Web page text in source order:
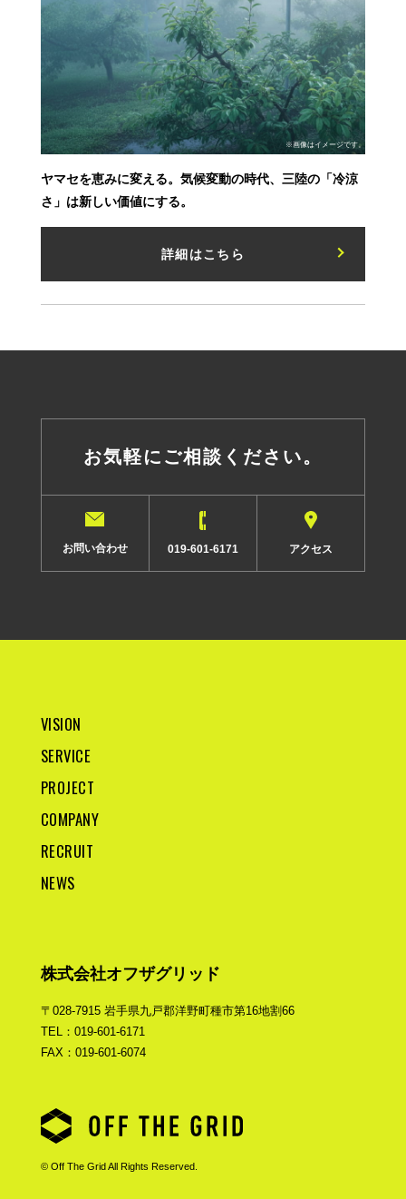
※画像はイメージです。
ヤマセを恵みに変える。気候変動の時代、三陸の「冷涼
さ」は新しい価値にする。
詳細はこちら
お気軽にご相談ください。
お問い合わせ 019-601-6171 アクセス
VISION
SERVICE
PROJECT
COMPANY
RECRUIT
NEWS
株式会社オフザグリッド
〒028-7915 岩手県九戸郡洋野町種市第16地割66
TEL：019-601-6171
FAX：019-601-6074
© Off The Grid All Rights Reserved.